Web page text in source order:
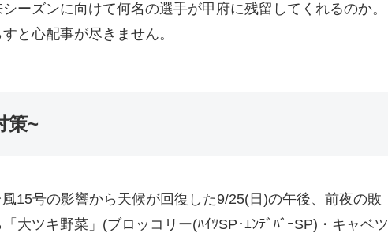
ーズンに向けて何名の選手が甲府に残留してくれるのか。
と心配事が尽きません。
策~
15号の影響から天候が回復した9/25(日)の午後、前夜の敗
大ツキ野菜」(ブロッコリー(ﾊｲﾂSP･ｴﾝﾃﾞﾊﾞｰSP)・キャベツ